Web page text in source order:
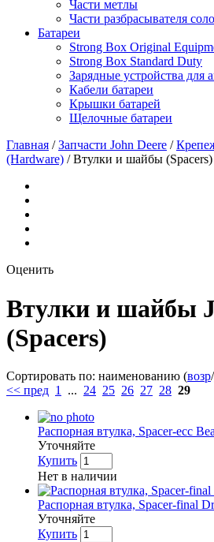
Части метлы
Части разбрасывателя
Батареи
Strong Box Original
Strong Box Standard Duty
Зарядные устройства для
Кабели батареи
Крышки батарей
Щелочные батареи
Главная /Запчасти John Deere /
(Hardware) /Втулки и шайбы (Spacers)
Оценить
Втулки и шайбы
(Spacers)
Сортировать по: наименованию (возр/
<< пред 1 ... 24 25 26 27 28 29
Распорная втулка, Spacer-ecc
Уточняйте
Купить
Нет в наличии
Распорная втулка, Spacer-final
Уточняйте
Купить